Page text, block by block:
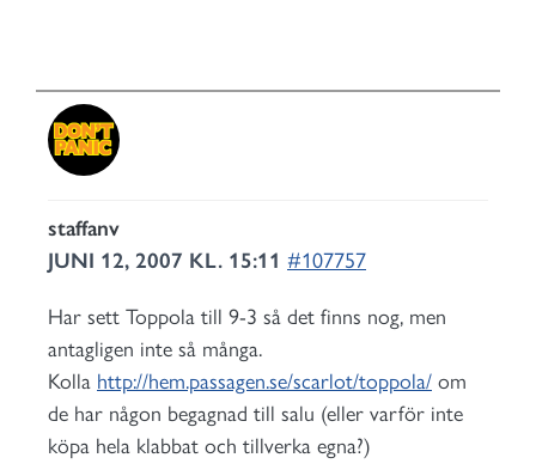
staffanv
JUNI 12, 2007 KL. 15:11 #107757
Har sett Toppola till 9-3 så det finns nog, men
antagligen inte så många.
Kolla http://hem.passagen.se/scarlot/toppola/ om
de har någon begagnad till salu (eller varför inte
köpa hela klabbat och tillverka egna?)